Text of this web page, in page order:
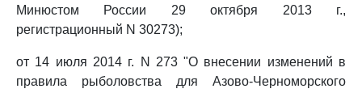
Минюстом России 29 октября 2013 г.,
регистрационный N 30273);
от 14 июля 2014 г. N 273 "О внесении изменений в
правила рыболовства для Азово-Черноморского